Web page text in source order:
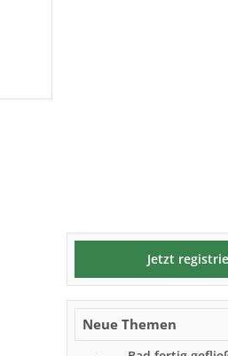
Jetzt
Neue Themen